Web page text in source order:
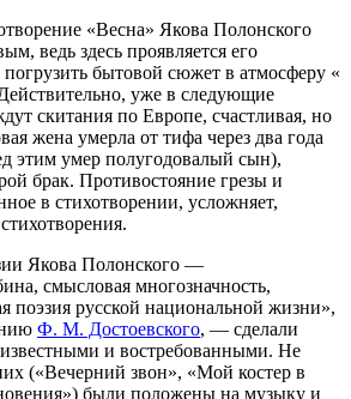
«Весна» Якова Полонского
ведь здесь проявляется его
бытовой сюжет в атмосферу «
уже в следующие
скитания по Европе, счастливая, но
жена умерла от тифа через два года
этим умер полугодовалый сын),
брак. Противостояние грезы и
в стихотворении, усложняет,
Якова Полонского —
смысловая многозначность,
поэзия русской национальной жизни»,
Ф. М. Достоевского, — сделали
известными и востребованными. Не
(«Вечерний звон», «Мой костер в
были положены на музыку и